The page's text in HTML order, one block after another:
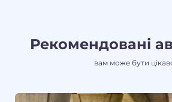
Рекомендовані
вам може бути